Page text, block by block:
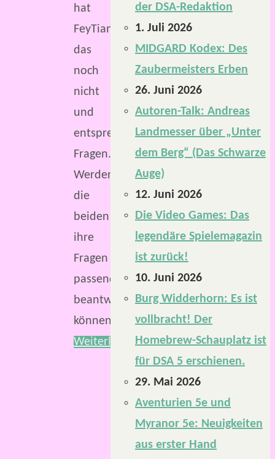
hat
FeyTiane
das
noch
nicht
und
entsprechende
Fragen.
Werden
die
beiden
ihre
Fragen
passend
beantworten
können?
Weiterlesen
der DSA-Redaktion
1. Juli 2026
MIDGARD Kodex: Des
Zaubermeisters Erben
26. Juni 2026
Autoren-Talk: Andreas
Landmesser über „Unter
dem Berg“ (Das Schwarze
Auge)
12. Juni 2026
Die Video Games: Das
legendäre Spielemagazin
ist zurück!
10. Juni 2026
Burg Widderhorn: Es ist
vollbracht! Der
Homebrew-Schauplatz ist
für DSA 5 erschienen.
29. Mai 2026
Aventurien 5e und
Myranor 5e: Neuigkeiten
aus erster Hand